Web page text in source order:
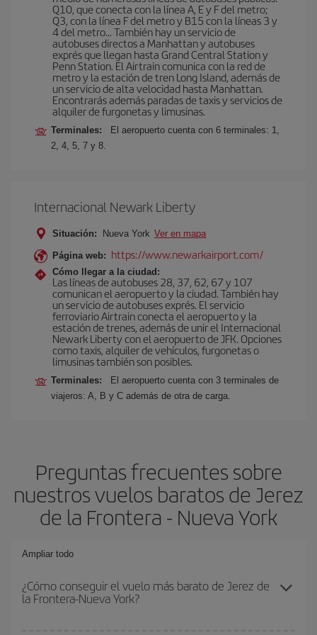
Q10, que conecta con la línea A, E y F del metro;
Q3, con la línea F del metro y B15 con la líneas 3 y
4 del metro… También hay un servicio de
autobuses directos a Manhattan y autobuses
exprés que llegan hasta Grand Central Station y
Penn Station. El Airtrain comunica con la red de
metro y la estación de tren Long Island, además de
un servicio de alta velocidad hasta Manhattan.
Encontrarás además paradas de taxis y servicios de
alquiler de furgonetas y limusinas.
Terminales:
El aeropuerto cuenta con 6 terminales: 1,
2, 4, 5, 7 y 8.
Internacional Newark Liberty
Situación: Nueva York Ver en mapa
Página web: https://www.newarkairport.com/
Cómo llegar a la ciudad:
Las líneas de autobuses 28, 37, 62, 67 y 107
comunican el aeropuerto y la ciudad. También hay
un servicio de autobuses exprés. El servicio
ferroviario Airtrain conecta el aeropuerto y la
estación de trenes, además de unir el Internacional
Newark Liberty con el aeropuerto de JFK. Opciones
como taxis, alquiler de vehículos, furgonetas o
limusinas también son posibles.
Terminales:
El aeropuerto cuenta con 3 terminales de
viajeros: A, B y C además de otra de carga.
Preguntas frecuentes sobre
nuestros vuelos baratos de Jerez
de la Frontera - Nueva York
Ampliar todo
¿Cómo conseguir el vuelo más barato de Jerez de
la Frontera-Nueva York?